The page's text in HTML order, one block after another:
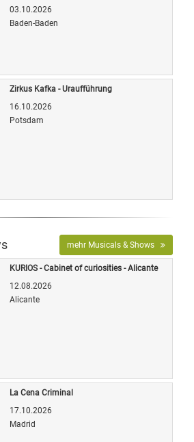
03.10.2026
Baden-Baden
Zirkus Kafka - Uraufführung
16.10.2026
Potsdam
mehr Musicals & Shows
KURIOS - Cabinet of curiosities - Alicante
12.08.2026
Alicante
La Cena Criminal
17.10.2026
Madrid